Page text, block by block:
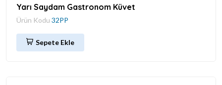
Yarı Saydam Gastronom Küvet
Ürün Kodu 32PP
Sepete Ekle